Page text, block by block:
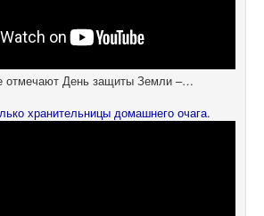
отмечают День защиты Земли –…
хранительницы домашнего очага.